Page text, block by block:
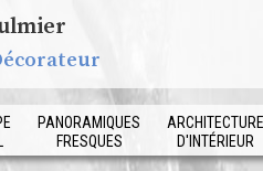
PANORAMIQUES
FRESQUES
ARCHITECTURE
D'INTÉRIEUR